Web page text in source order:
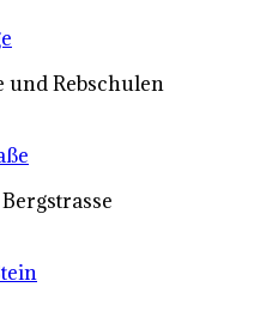
und Rebschulen